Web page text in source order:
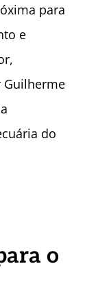
para
e
do
o